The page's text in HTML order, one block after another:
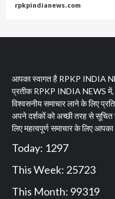
rpkpindianews.com
आपका स्वागत है RPKP INDIA
प्रतीक RPKP INDIA NEWS
विश्वसनीय समाचार लाने के लिए
अपने दर्शकों को अच्छी तरह से
लिए महत्वपूर्ण समाचार के लिए
Today: 1297
This Week: 25723
This Month: 99319